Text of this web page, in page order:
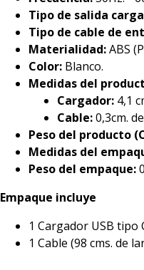
Tipo de salida
Tipo de cable de
Materialidad:ABS
Color: Blanco.
Medidas del
Cargador: 4,1
Cable:0,3cm.
Peso del producto
Medidas del
Peso del empaque:
Empaque incluye
1 Cargador USB tipo
1 Cable (98 cms. de